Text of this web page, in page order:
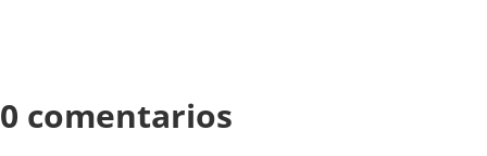
0 comentarios